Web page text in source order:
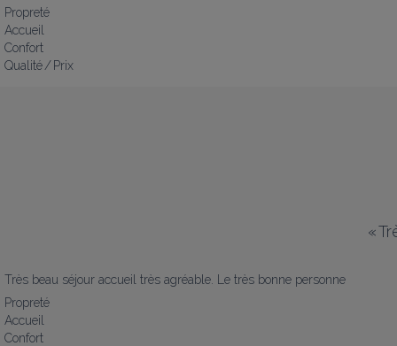
Propreté
Accueil
Confort
Qualité / Prix
«
Très beau séjour accueil très agréable. Le très bonne personne
Propreté
Accueil
Confort